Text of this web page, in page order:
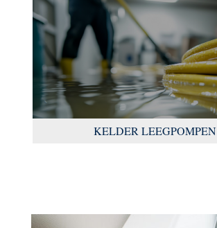
KELDER LEEGPOMPEN